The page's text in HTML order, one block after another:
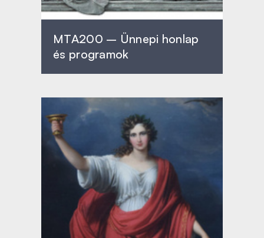
MTA200 – Ünnepi honlap
és programok